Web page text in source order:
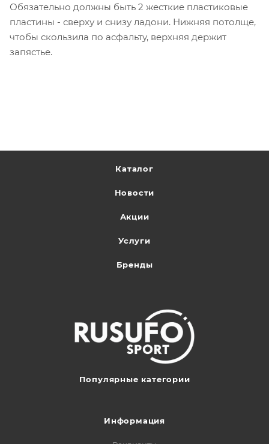
Обязательно должны быть 2 жесткие пластиковые
пластины - сверху и снизу ладони. Нижняя потолще,
чтобы скользила по асфальту, верхняя держит
запястье.
Каталог
Новости
Акции
Услуги
Бренды
Популярные категории
Информация